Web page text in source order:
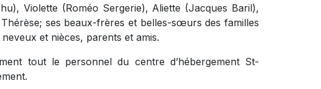
Violette (Roméo Sergerie), Aliette (Jacques Baril),
ses beaux-frères et belles-sœurs des familles
et nièces, parents et amis.
tout le personnel du centre d’hébergement St-